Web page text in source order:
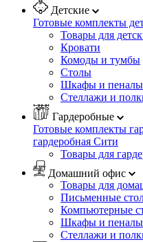
Детские
Готовые комплекты
Товары для
Кровати
Комоды и тумбы
Столы
Шкафы и пеналы
Стеллажи и
Гардеробные
Готовые комплекты
гардеробная Сити
Товары для
Домашний офис
Товары для
Письменные
Компьютерные
Шкафы и пеналы
Стеллажи и